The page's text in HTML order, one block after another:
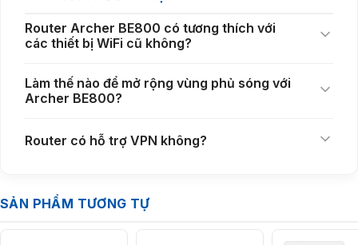
băng thông lớn như xem video 8K, livestream chất lượng cao, chơi
game AR/VR hay truyền tải dữ liệu dung lượng lớn.
5 GHz: 5760 Mbps
Ba băng tần hoạt động song song giúpthiết bị chia sẻ WiFi
Router Archer BE800 có tương thích với
các thiết bị WiFi cũ không?
Làm thế nào để mở rộng vùng phủ sóng với
Archer BE800?
Router có hỗ trợ VPN không?
SẢN PHẨM TƯƠNG TỰ